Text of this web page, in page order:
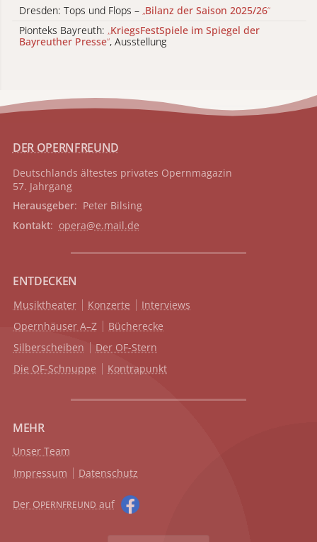
Dresden: Tops und Flops – „Bilanz der Saison 2025/26“
Pionteks Bayreuth: „KriegsFestSpiele im Spiegel der
Bayreuther Presse“, Ausstellung
DER OPERNFREUND
Deutschlands ältestes privates Opernmagazin
57. Jahrgang
Herausgeber: Peter Bilsing
Kontakt: opera@e.mail.de
ENTDECKEN
Musiktheater Konzerte
Interviews
Opernhäuser A–Z
Bücherecke
Silberscheiben
Der OF-Stern
Die OF-Schnuppe
Kontrapunkt
MEHR
Unser Team
Impressum
Datenschutz
Der OPERNFREUND auf